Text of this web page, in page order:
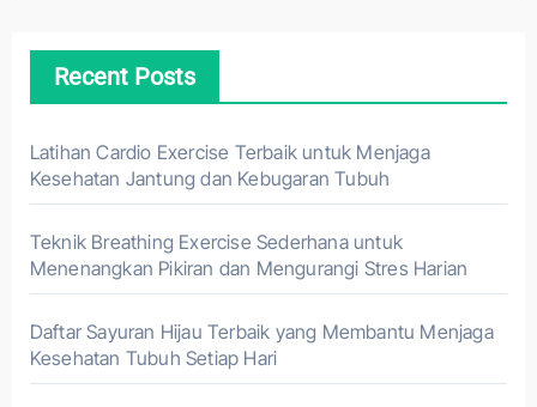
Recent Posts
Latihan Cardio Exercise Terbaik untuk Menjaga
Kesehatan Jantung dan Kebugaran Tubuh
Teknik Breathing Exercise Sederhana untuk
Menenangkan Pikiran dan Mengurangi Stres Harian
Daftar Sayuran Hijau Terbaik yang Membantu Menjaga
Kesehatan Tubuh Setiap Hari